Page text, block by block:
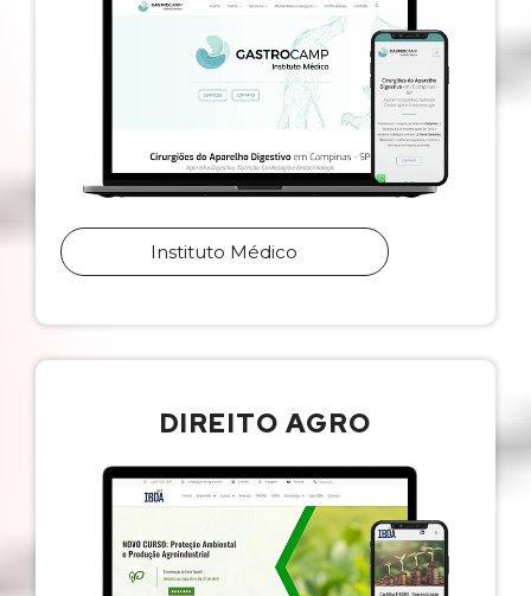
Instituto Médico
DIREITO AGRO